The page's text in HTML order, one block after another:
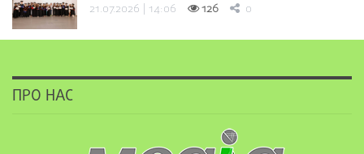
21.07.2026 | 14:06 126 0
ПРО НАС